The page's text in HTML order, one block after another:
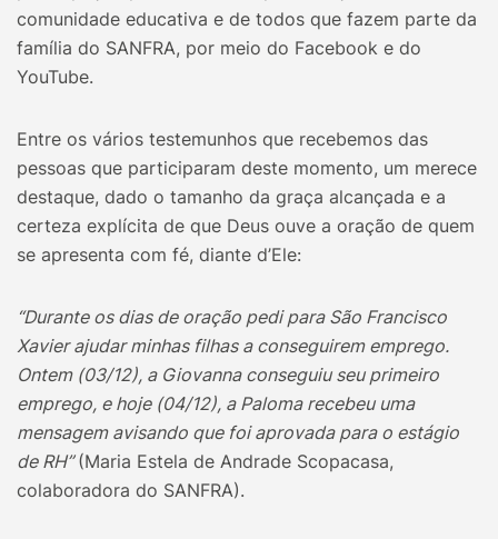
comunidade educativa e de todos que fazem parte da
família do SANFRA, por meio do Facebook e do
YouTube.
Entre os vários testemunhos que recebemos das
pessoas que participaram deste momento, um merece
destaque, dado o tamanho da graça alcançada e a
certeza explícita de que Deus ouve a oração de quem
se apresenta com fé, diante d’Ele:
“Durante os dias de oração pedi para São Francisco
Xavier ajudar minhas filhas a conseguirem emprego.
Ontem (03/12), a Giovanna conseguiu seu primeiro
emprego, e hoje (04/12), a Paloma recebeu uma
mensagem avisando que foi aprovada para o estágio
de RH”(Maria Estela de Andrade Scopacasa,
colaboradora do SANFRA).